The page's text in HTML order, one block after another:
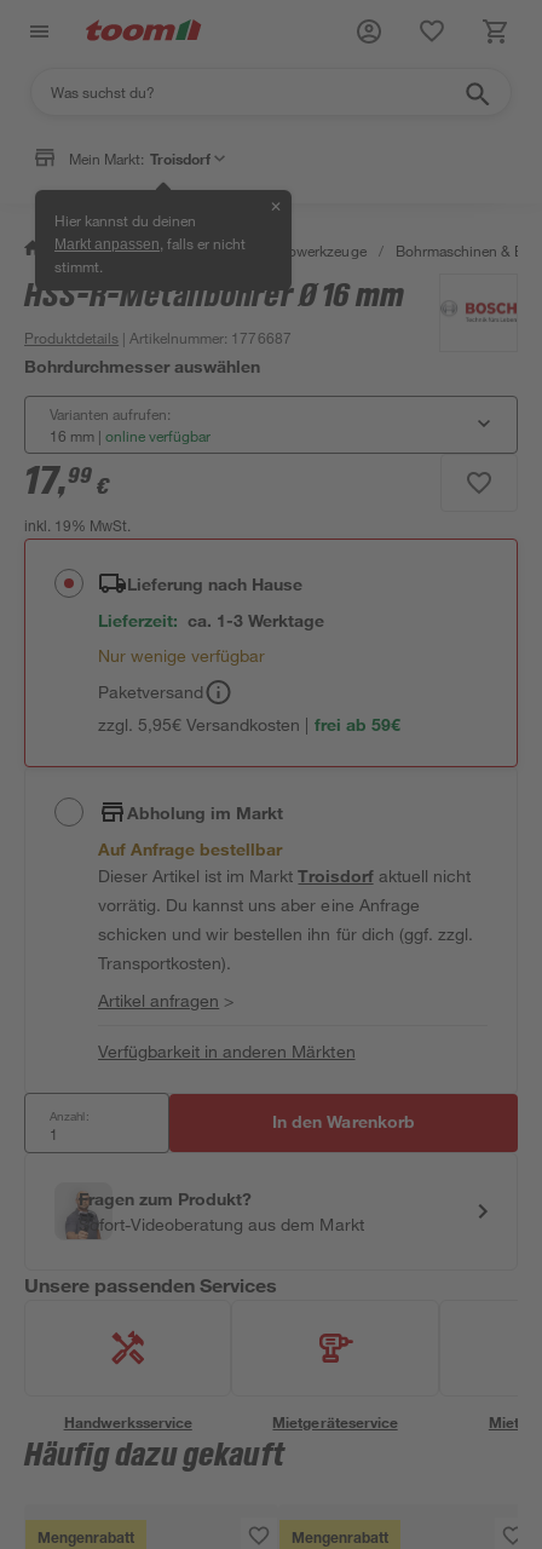
Mein Markt: Troisdorf
Hier kannst du deinen
Markt anpassen , falls er nicht
stimmt.
✕
/ Werkstatt & Maschinen / Elektrowerkzeuge / Bohrmaschinen &
HSS-R-Metallbohrer Ø 16 mm
Produktdetails | Artikelnummer: 1776687
Bohrdurchmesser auswählen
Varianten aufrufen:
16 mm | online verfügbar
17,99 €
inkl. 19% MwSt.
Lieferung nach Hause
Lieferzeit: ca. 1-3 Werktage
Nur wenige verfügbar
Paketversand
zzgl. 5,95€ Versandkosten | frei ab 59€
Abholung im Markt
Auf Anfrage bestellbar
Dieser Artikel ist im MarktTroisdorfaktuell nicht
vorrätig. Du kannst uns aber eine Anfrage
schicken und wir bestellen ihn für dich (ggf. zzgl.
Transportkosten).
Artikel anfragen >
Verfügbarkeit in anderen Märkten
Anzahl: In den Warenkorb
Fragen zum Produkt?
Sofort-Videoberatung aus dem Markt
Unsere passenden Services
Handwerksservice Mietgeräteservice
Häufig dazu gekauft
Mengenrabatt Mengenrabatt